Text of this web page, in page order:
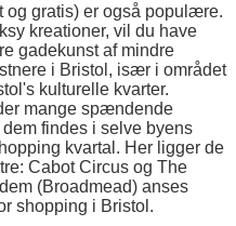
og gratis) er også populære.
kreationer, vil du have
gadekunst af mindre
i Bristol, især i området
kulturelle kvarter.
mange spændende
findes i selve byens
kvartal. Her ligger de
Cabot Circus og The
(Broadmead) anses
shopping i Bristol.